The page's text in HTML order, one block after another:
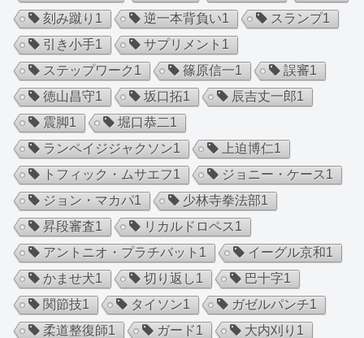
刻み蹴り 1 逆一本背負い1 スランプ1
引き小手1 サプリメント 1
ステップワーク1 篠原信一1 誤審1
徳山昌守1 坂口拓1 辰吉丈一郎1
震脚1 堀口恭二1
ランペイジジャクソン1 上迫博仁1
トフィック・ムサエフ1 ジョニー・ケース1
ジョン・マカパ1 少林寺拳法部1
昇段審査1 リカルドロペス1
アントニオ・プラチバット 1 イーグル京和1
かませ犬1 切り返し1 巴十字1
関節技1 タイソン1 ガゼルパンチ1
柔道整復師1 ガード1 大内刈り 1